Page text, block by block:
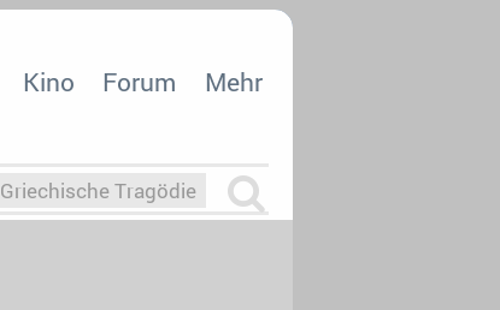
Kino Forum Mehr
Griechische Tragödie